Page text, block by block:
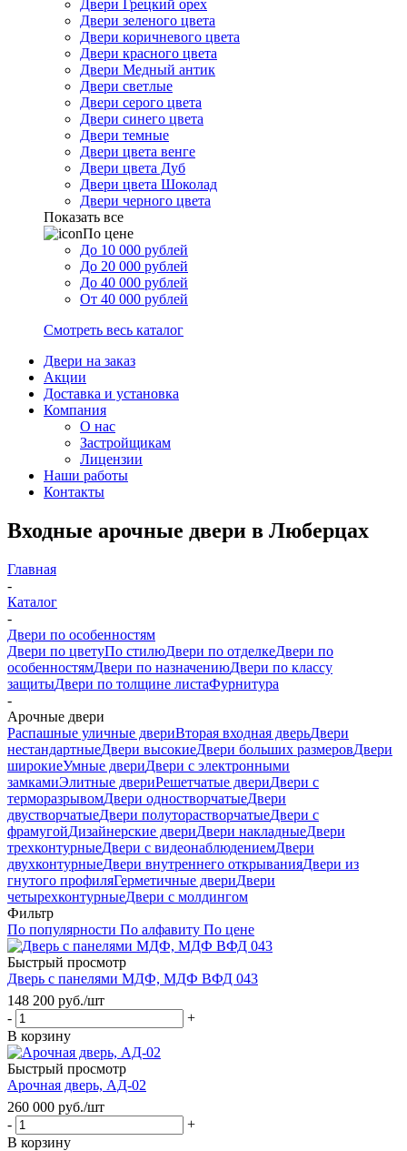
Двери Грецкий орех
Двери зеленого цвета
Двери коричневого цвета
Двери красного цвета
Двери Медный антик
Двери светлые
Двери серого цвета
Двери синего цвета
Двери темные
Двери цвета венге
Двери цвета Дуб
Двери цвета Шоколад
Двери черного цвета
Показать все
По цене
До 10 000 рублей
До 20 000 рублей
До 40 000 рублей
От 40 000 рублей
Смотреть весь каталог
Двери на заказ
Акции
Доставка и установка
Компания
О нас
Застройщикам
Лицензии
Наши работы
Контакты
Входные арочные двери в Люберцах
Главная
-
Каталог
-
Двери по особенностям
Двери по цветуПо стилюДвери по отделкеДвери по
особенностямДвери по назначениюДвери по классу
защитыДвери по толщине листаФурнитура
-
Арочные двери
Распашные уличные двериВторая входная дверьДвери
нестандартныеДвери высокиеДвери больших размеровДвери
широкиеУмные двериДвери с электронными
замкамиЭлитные двериРешетчатые двериДвери с
терморазрывомДвери одностворчатыеДвери
двустворчатыеДвери полуторастворчатыеДвери с
фрамугойДизайнерские двериДвери накладныеДвери
трехконтурныеДвери с видеонаблюдениемДвери
двухконтурныеДвери внутреннего открыванияДвери из
гнутого профиляГерметичные двериДвери
четырехконтурныеДвери с молдингом
Фильтр
По популярности По алфавиту По цене
Быстрый просмотр
Дверь с панелями МДФ, МДФ ВФД 043
148 200 руб./шт
-
+
В корзину
Быстрый просмотр
Арочная дверь, АД-02
260 000 руб./шт
-
+
В корзину